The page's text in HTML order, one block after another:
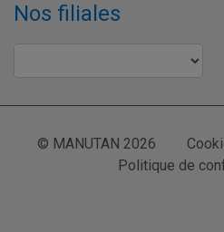
Nos filiales
© MANUTAN 2026
Politique de